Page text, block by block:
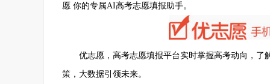
愿 你的专属AI高考志愿填报助手。
优志愿，高考志愿填报平台实时掌握高考动向，了
策，大数据引领未来。